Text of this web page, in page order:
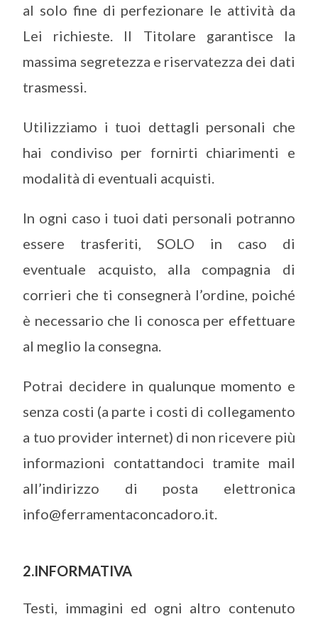
al solo fine di perfezionare le attività da
Lei richieste. Il Titolare garantisce la
massima segretezza e riservatezza dei dati
trasmessi.
Utilizziamo i tuoi dettagli personali che
hai condiviso per fornirti chiarimenti e
modalità di eventuali acquisti.
In ogni caso i tuoi dati personali potranno
essere trasferiti, SOLO in caso di
eventuale acquisto, alla compagnia di
corrieri che ti consegnerà l’ordine, poiché
è necessario che li conosca per effettuare
al meglio la consegna.
Potrai decidere in qualunque momento e
senza costi (a parte i costi di collegamento
a tuo provider internet) di non ricevere più
informazioni contattandoci tramite mail
all’indirizzo di posta elettronica
info@ferramentaconcadoro.it.
2.INFORMATIVA
Testi, immagini ed ogni altro contenuto